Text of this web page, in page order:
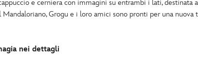
e cerniera con immagini su entrambi i lati, destinata
Mandaloriano, Grogu e i loro amici sono pronti per una nuova
nei dettagli